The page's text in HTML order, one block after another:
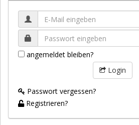
angemeldet bleiben?
Login
Passwort vergessen?
Registrieren?